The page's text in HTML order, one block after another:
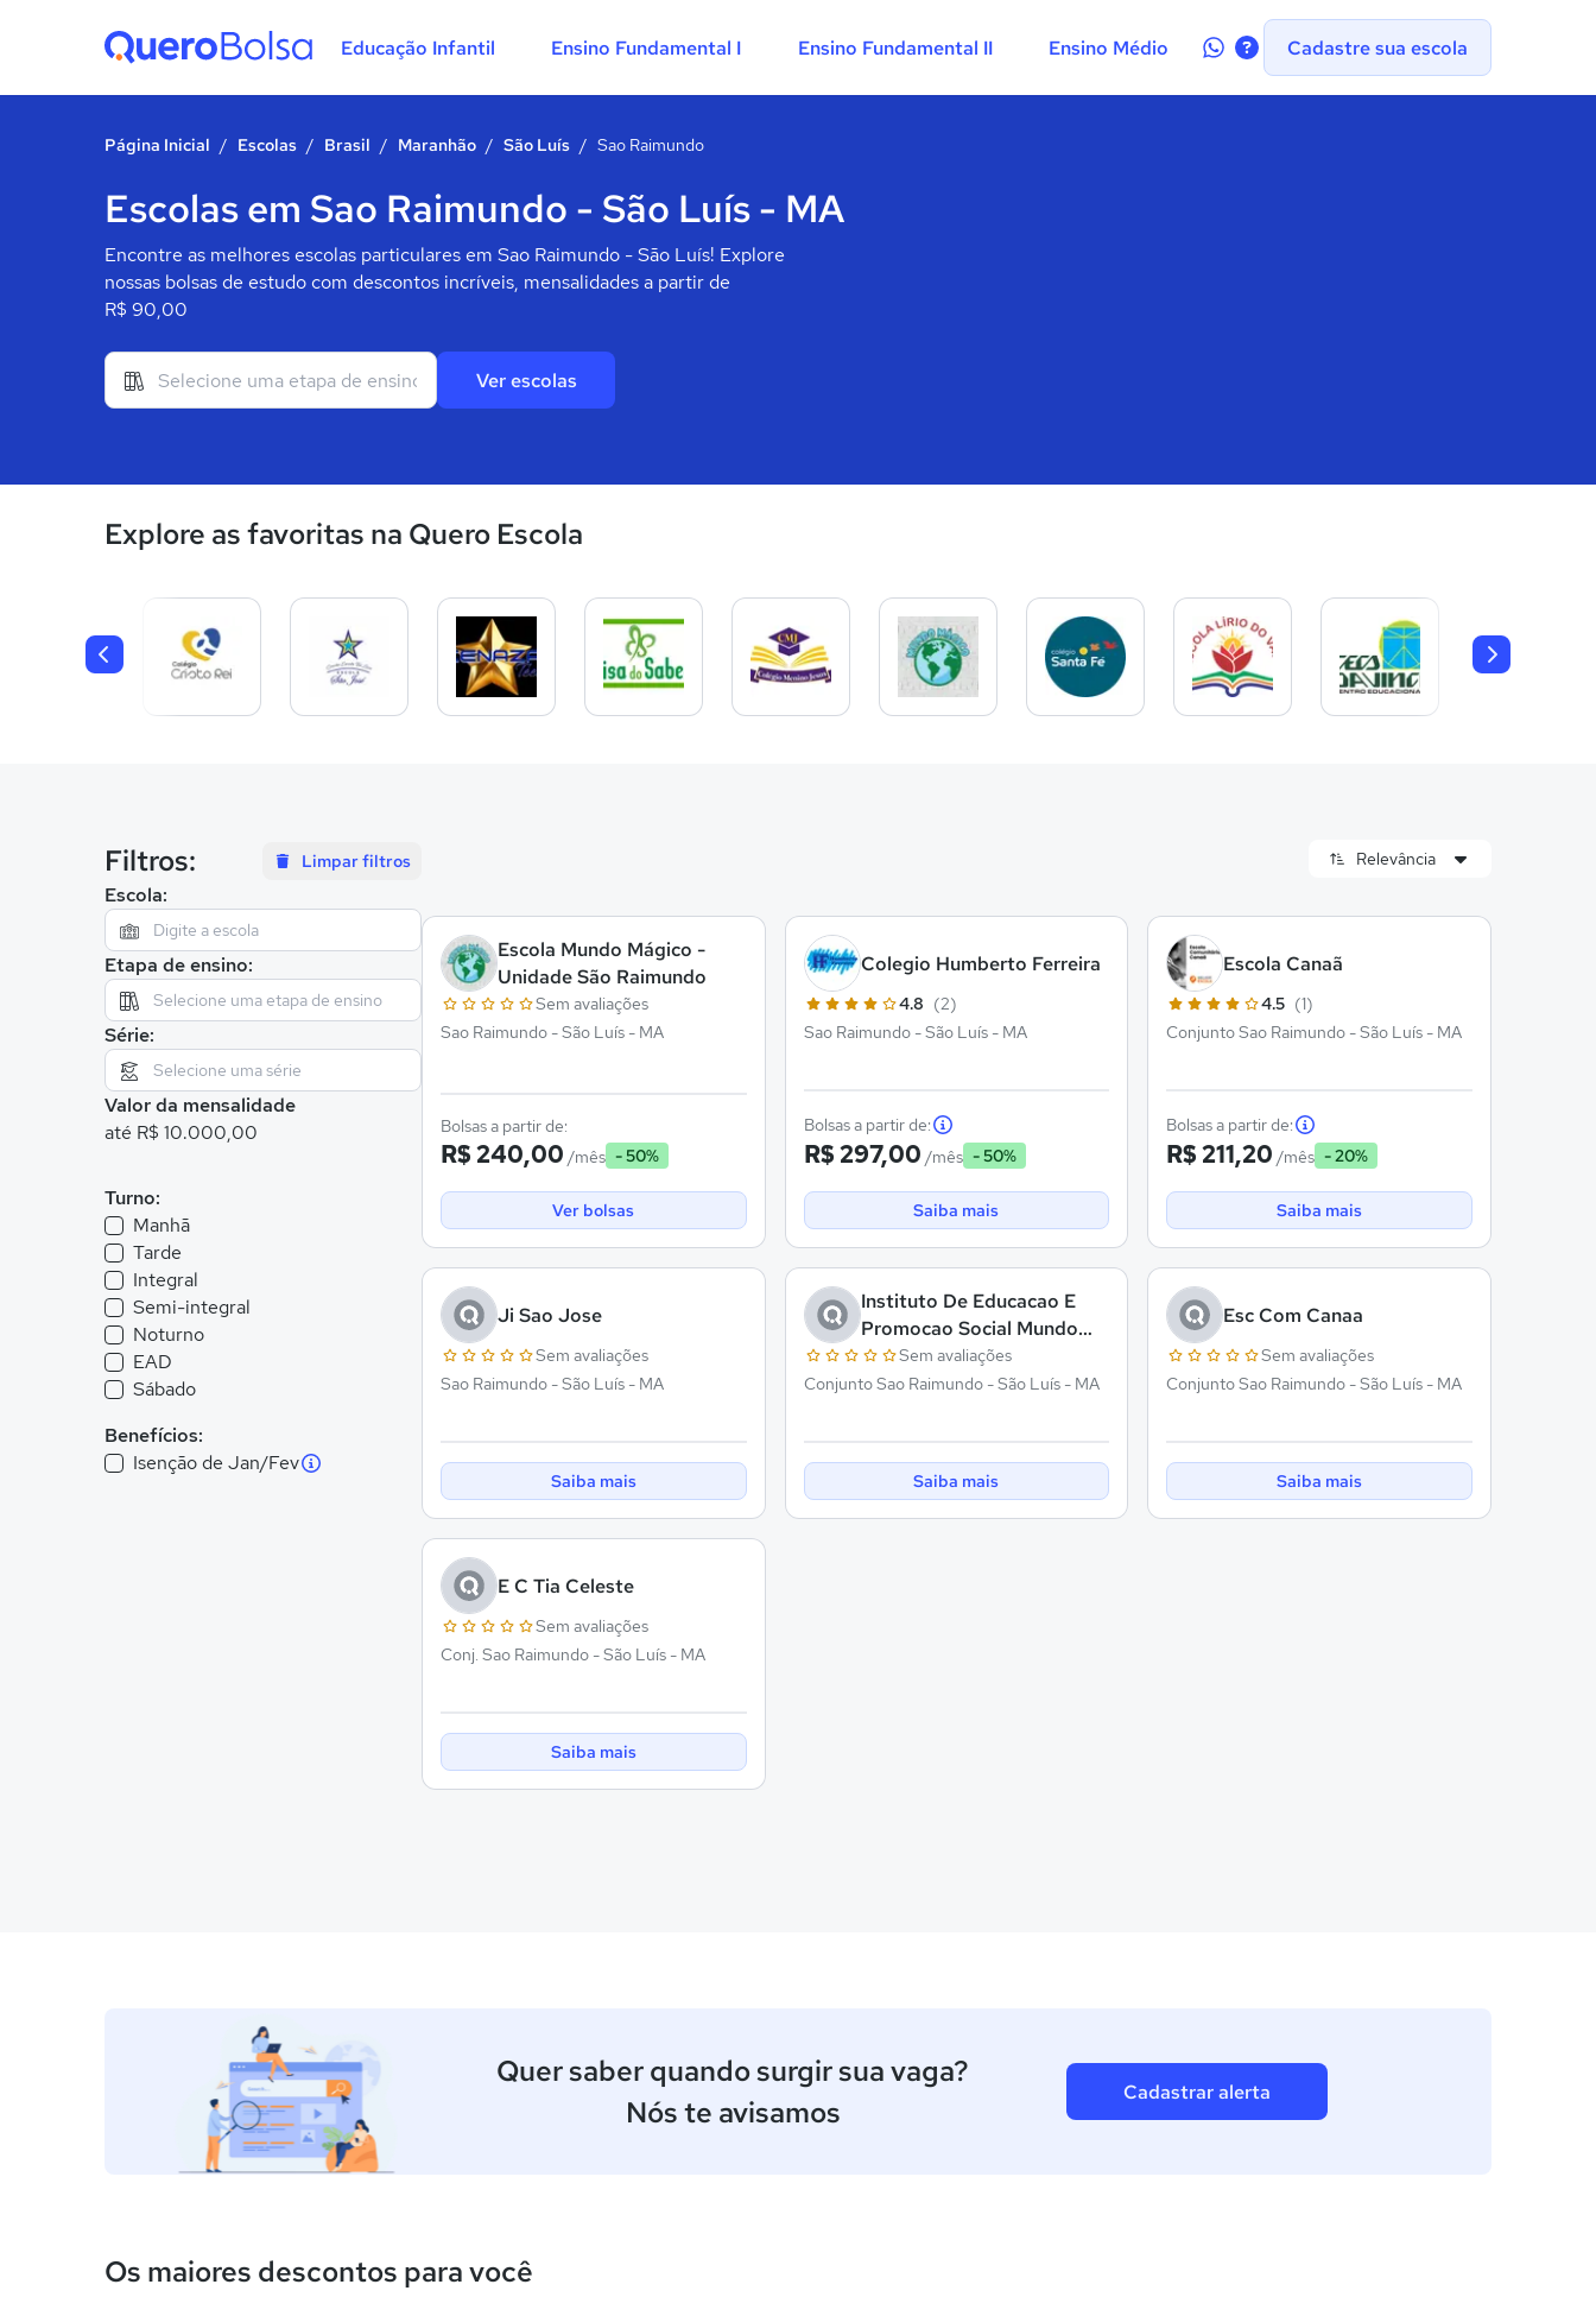
Educação Infantil Ensino Fundamental I Ensino Fundamental II Ensino Médio
Contate-
no
Cadastre sua escola
Página Inicial / Escolas / Brasil / Maranhão / São Luís / Sao Raimundo
Escolas em Sao Raimundo - São Luís - MA
Encontre as melhores escolas particulares em Sao Raimundo - São Luís! Explore
nossas bolsas de estudo com descontos incríveis, mensalidades a partir de
R$ 90,00
Ver escolas
Explore as favoritas na Quero Escola
Filtros: Limpar filtros
Escola:
Etapa de ensino:
Série:
Valor da mensalidade
até R$ 10.000,00
Turno:
Manhã
Tarde
Integral
Semi-integral
Noturno
EAD
Sábado
Benefícios:
Isenção de Jan/Fev
Escola Mundo Mágico -
Unidade São Raimundo
Sem avaliações
Sao Raimundo - São Luís - MA
Bolsas a partir de:
R$ 240,00 /mês - 50%
Ver bolsas
Colegio Humberto Ferreira
4.8 (2)
Sao Raimundo - São Luís - MA
Bolsas a partir de:
R$ 297,00 /mês - 50%
Saiba mais
Escola Canaã
4.5 (1)
Conjunto Sao Raimundo - São Luís - MA
Bolsas a partir de:
R$ 211,20 /mês - 20%
Saiba mais
Ji Sao Jose
Sem avaliações
Sao Raimundo - São Luís - MA
Saiba mais
Instituto De Educacao E
Promocao Social Mundo
MagicoSem avaliações
Conjunto Sao Raimundo - São Luís - MA
Saiba mais
Esc Com Canaa
Sem avaliações
Conjunto Sao Raimundo - São Luís - MA
Saiba mais
E C Tia Celeste
Sem avaliações
Conj. Sao Raimundo - São Luís - MA
Saiba mais
Quer saber quando surgir sua vaga?
Nós te avisamos
Cadastrar alerta
Os maiores descontos para você